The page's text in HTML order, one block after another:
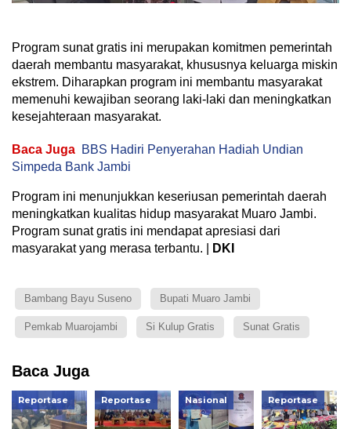
Program sunat gratis ini merupakan komitmen pemerintah
daerah membantu masyarakat, khususnya keluarga miskin
ekstrem. Diharapkan program ini membantu masyarakat
memenuhi kewajiban seorang laki-laki dan meningkatkan
kesejahteraan masyarakat.
Baca Juga BBS Hadiri Penyerahan Hadiah Undian
Simpeda Bank Jambi
Program ini menunjukkan keseriusan pemerintah daerah
meningkatkan kualitas hidup masyarakat Muaro Jambi.
Program sunat gratis ini mendapat apresiasi dari
masyarakat yang merasa terbantu. |
DKI
Bambang Bayu Suseno Bupati Muaro Jambi
Pemkab Muarojambi Si Kulup Gratis Sunat Gratis
Baca Juga
Reportase Reportase Nasional Reportase